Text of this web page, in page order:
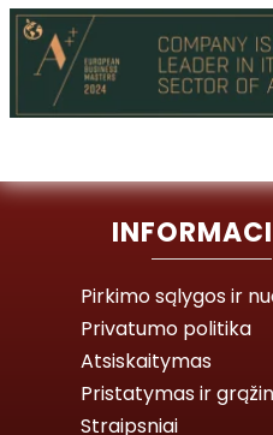
Pirkimo sąlygos ir
Privatumo politika
Atsiskaitymas
Pristatymas ir
Straipsniai